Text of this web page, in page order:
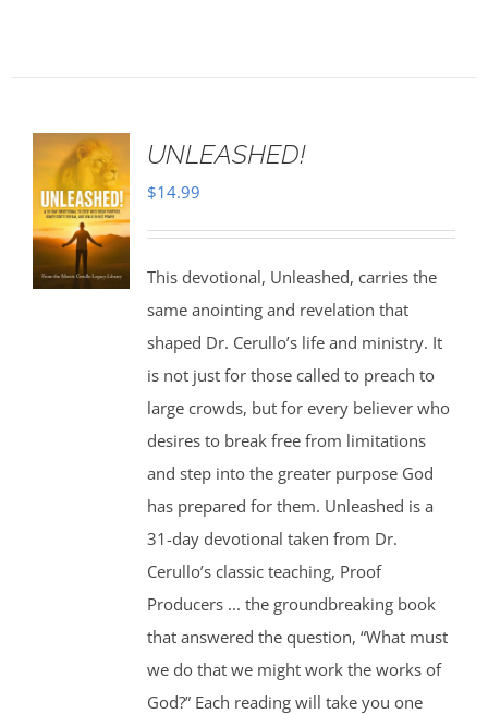
UNLEASHED!
$14.99
This devotional, Unleashed, carries the
same anointing and revelation that
shaped Dr. Cerullo’s life and ministry. It
is not just for those called to preach to
large crowds, but for every believer who
desires to break free from limitations
and step into the greater purpose God
has prepared for them. Unleashed is a
31-day devotional taken from Dr.
Cerullo’s classic teaching, Proof
Producers ... the groundbreaking book
that answered the question, “What must
we do that we might work the works of
God?” Each reading will take you one